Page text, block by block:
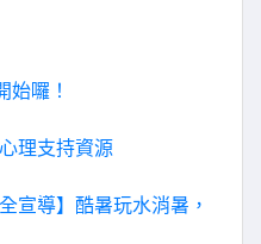
始囉！
理支持資源
宣導】酷暑玩水消暑，